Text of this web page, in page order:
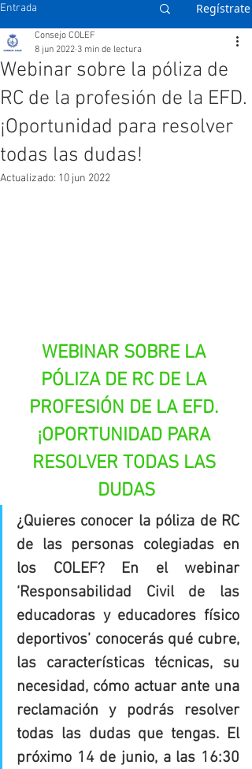
Entrada Regístrate
Webinar sobre la póliza de
RC de la profesión de la EFD.
¡Oportunidad para resolver
todas las dudas!
Consejo COLEF
8 jun 2022 3 min de lectura
Actualizado: 10 jun 2022
WEBINAR SOBRE LA
PÓLIZA DE RC DE LA
PROFESIÓN DE LA EFD.
¡OPORTUNIDAD PARA
RESOLVER TODAS LAS
DUDAS
¿Quieres conocer la póliza de RC
de las personas colegiadas en
los COLEF? En el webinar
‘Responsabilidad Civil de las
educadoras y educadores físico
deportivos’ conocerás qué cubre,
las características técnicas, su
necesidad, cómo actuar ante una
reclamación y podrás resolver
todas las dudas que tengas. El
próximo 14 de junio, a las 16:30